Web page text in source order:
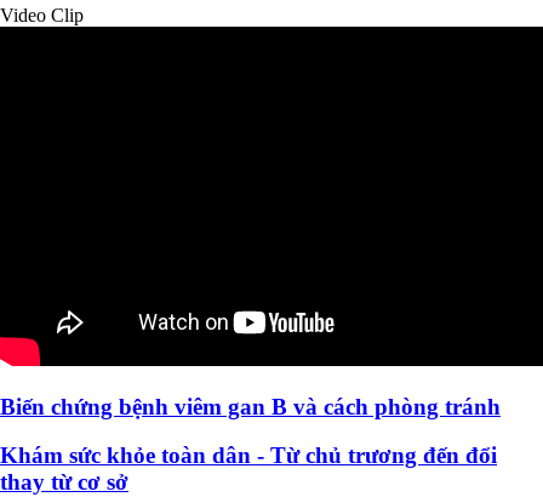
Video Clip
Biến chứng bệnh viêm gan B và cách phòng tránh
Khám sức khỏe toàn dân - Từ chủ trương đến đổi
thay từ cơ sở